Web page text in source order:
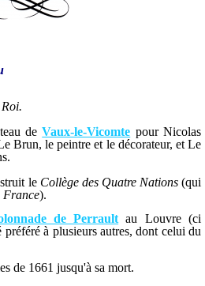
deVaux-le-Vicomte pour Nicolas
Brun, le peintre et le décorateur, et Le
le Collège des Quatre Nations(qui
France).
de Perrault au Louvre (ci
préféré à plusieurs autres, dont celui du
de 1661 jusqu'à sa mort.